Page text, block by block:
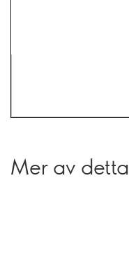
Mer av detta